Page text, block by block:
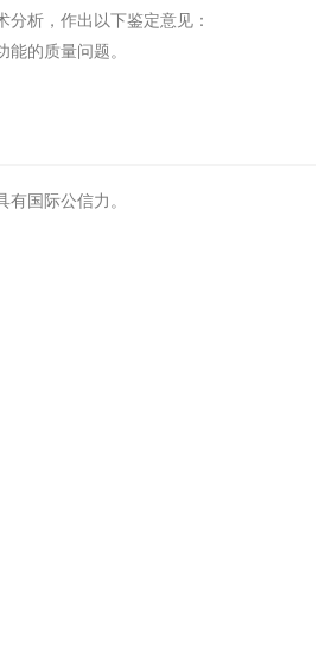
析，作出以下鉴定意见：
的质量问题。
国际公信力。